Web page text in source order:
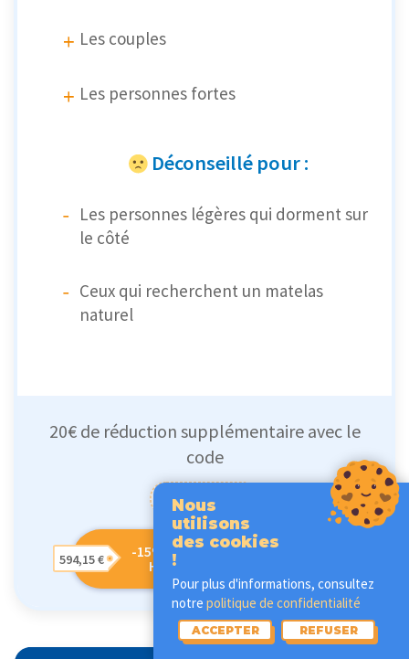
Les couples
Les personnes fortes
Déconseillé pour :
Les personnes légères qui dorment sur
le côté
Ceux qui recherchent un matelas
naturel
20€ de réduction supplémentaire avec le
code
PKQM20
-15% PERCKO MATELAS
HYBRIDE PREMIUM
594,15 €
Nous
utilisons
des cookies
!
Pour plus d'informations, consultez
notre politique de confidentialité
ACCEPTER REFUSER